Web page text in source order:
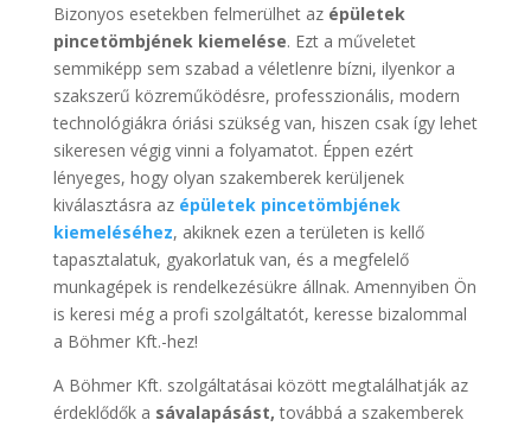
Bizonyos esetekben felmerülhet az épületek
pincetömbjének kiemelése. Ezt a műveletet
semmiképp sem szabad a véletlenre bízni, ilyenkor a
szakszerű közreműködésre, professzionális, modern
technológiákra óriási szükség van, hiszen csak így lehet
sikeresen végig vinni a folyamatot. Éppen ezért
lényeges, hogy olyan szakemberek kerüljenek
kiválasztásra az épületek pincetömbjének
kiemeléséhez, akiknek ezen a területen is kellő
tapasztalatuk, gyakorlatuk van, és a megfelelő
munkagépek is rendelkezésükre állnak. Amennyiben Ön
is keresi még a profi szolgáltatót, keresse bizalommal
a Böhmer Kft.-hez!
A Böhmer Kft. szolgáltatásai között megtalálhatják az
érdeklődők a sávalapásást, továbbá a szakemberek